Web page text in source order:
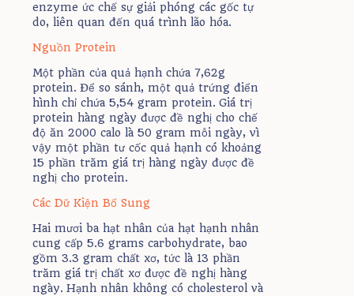
enzyme ức chế sự giải phóng các gốc tự
do, liên quan đến quá trình lão hóa.
Nguồn Protein
Một phần của quả hạnh chứa 7,62g
protein. Để so sánh, một quả trứng điển
hình chỉ chứa 5,54 gram protein. Giá trị
protein hàng ngày được đề nghị cho chế
độ ăn 2000 calo là 50 gram mỗi ngày, vì
vậy một phần tư cốc quả hạnh có khoảng
15 phần trăm giá trị hàng ngày được đề
nghị cho protein.
Các Dữ Kiện Bổ Sung
Hai mươi ba hạt nhân của hạt hạnh nhân
cung cấp 5.6 grams carbohydrate, bao
gồm 3.3 gram chất xơ, tức là 13 phần
trăm giá trị chất xơ được đề nghị hàng
ngày. Hạnh nhân không có cholesterol và